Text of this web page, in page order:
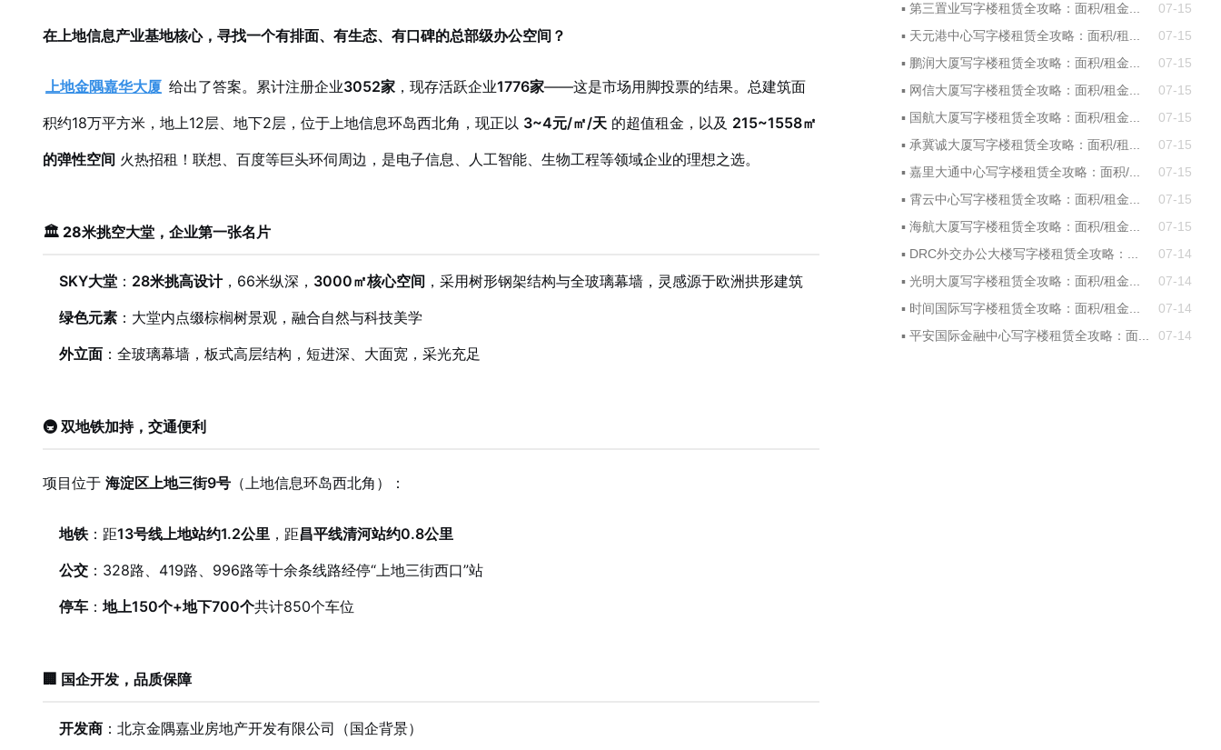
▪ 第三置业写字楼租赁全攻略：面积/租金...
07-15
▪ 天元港中心写字楼租赁全攻略：面积/租...
07-15
▪ 鹏润大厦写字楼租赁全攻略：面积/租金...
07-15
▪ 网信大厦写字楼租赁全攻略：面积/租金...
07-15
▪ 国航大厦写字楼租赁全攻略：面积/租金...
07-15
▪ 承冀诚大厦写字楼租赁全攻略：面积/租...
07-15
▪ 嘉里大通中心写字楼租赁全攻略：面积/...
07-15
▪ 霄云中心写字楼租赁全攻略：面积/租金...
07-15
▪ 海航大厦写字楼租赁全攻略：面积/租金...
07-15
▪ DRC外交办公大楼写字楼租赁全攻略：...
07-14
▪ 光明大厦写字楼租赁全攻略：面积/租金...
07-14
▪ 时间国际写字楼租赁全攻略：面积/租金...
07-14
▪ 平安国际金融中心写字楼租赁全攻略：面... 07-14
在上地信息产业基地核心，寻找一个有排面、有生态、有口碑的总部级办公空间？
上地金隅嘉华大厦 给出了答案。累计注册企业3052家 ，现存活跃企业1776家——这是市场用脚投票的结果。总建筑面
积约18万平方米，地上12层、地下2层，位于上地信息环岛西北角，现正以 3~4元/㎡/天 的超值租金，以及 215~1558㎡
的弹性空间 火热招租！联想、百度等巨头环伺周边，是电子信息、人工智能、生物工程等领域企业的理想之选。
🏛️ 28米挑空大堂，企业第一张名片
SKY大堂 ： 28米挑高设计，66米纵深， 3000㎡核心空间 ，采用树形钢架结构与全玻璃幕墙，灵感源于欧洲拱形建筑
绿色元素 ：大堂内点缀棕榈树景观，融合自然与科技美学
外立面 ：全玻璃幕墙，板式高层结构，短进深、大面宽，采光充足
🚇 双地铁加持，交通便利
项目位于 海淀区上地三街9号 （上地信息环岛西北角）：
地铁：距13号线上地站约1.2公里 ，距昌平线清河站约0.8公里
公交 ：328路、419路、996路等十余条线路经停“上地三街西口”站
停车 ： 地上150个+地下700个共计850个车位
🏢 国企开发，品质保障
开发商 ：北京金隅嘉业房地产开发有限公司（国企背景）